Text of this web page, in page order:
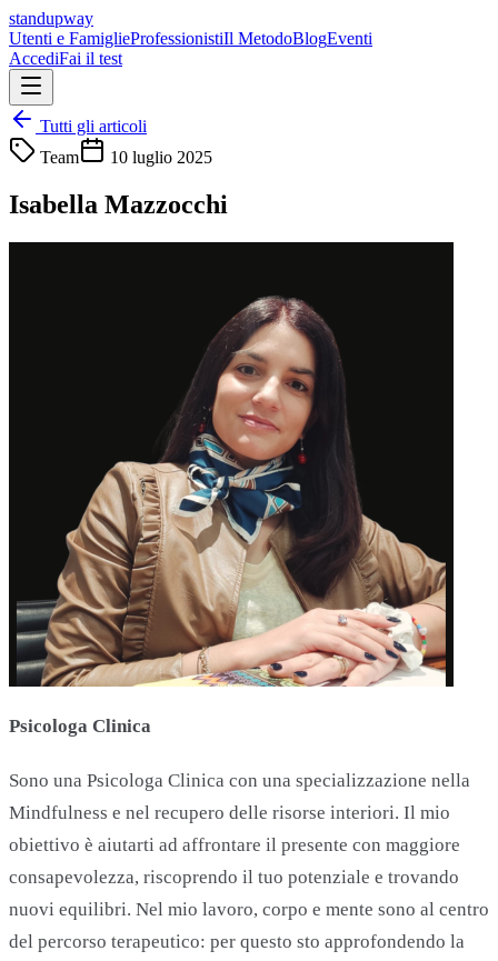
standupway
Utenti e FamiglieProfessionistiIl MetodoBlogEventi
AccediFai il test
Tutti gli articoli
Team
10 luglio 2025
Isabella Mazzocchi
Psicologa Clinica
Sono una Psicologa Clinica con una specializzazione nella
Mindfulness e nel recupero delle risorse interiori. Il mio
obiettivo è aiutarti ad affrontare il presente con maggiore
consapevolezza, riscoprendo il tuo potenziale e trovando
nuovi equilibri. Nel mio lavoro, corpo e mente sono al centro
del percorso terapeutico: per questo sto approfondendo la